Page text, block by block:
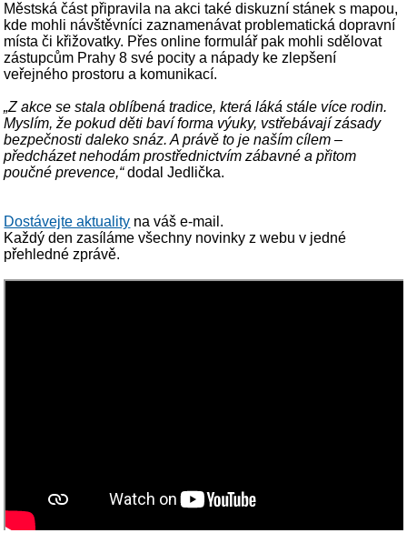
Městská část připravila na akci také diskuzní stánek s mapou,
kde mohli návštěvníci zaznamenávat problematická dopravní
místa či křižovatky. Přes online formulář pak mohli sdělovat
zástupcům Prahy 8 své pocity a nápady ke zlepšení
veřejného prostoru a komunikací.
„Z akce se stala oblíbená tradice, která láká stále více rodin.
Myslím, že pokud děti baví forma výuky, vstřebávají zásady
bezpečnosti daleko snáz. A právě to je naším cílem –
předcházet nehodám prostřednictvím zábavné a přitom
poučné prevence,“dodal Jedlička.
Dostávejte aktuality na váš e-mail.
Každý den zasíláme všechny novinky z webu v jedné
přehledné zprávě.